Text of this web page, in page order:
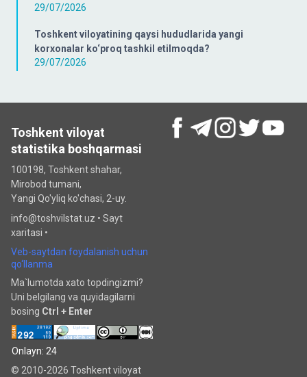
29/07/2026
Toshkent viloyatining qaysi hududlarida yangi
korxonalar ko‘proq tashkil etilmoqda?
29/07/2026
Toshkent viloyat
statistika boshqarmasi
100198, Toshkent shahar,
Mirobod tumani,
Yangi Qo'yliq ko'chasi, 2-uy.
info@toshvilstat.uz • Sayt
xaritasi •
Veb-saytdan foydalanish uchun
qo‘llanma
Ma`lumotda xato topdingizmi?
Uni belgilang va quyidagilarni
bosing Ctrl + Enter
Onlayn: 24
© 2010-2026 Toshkent viloyat